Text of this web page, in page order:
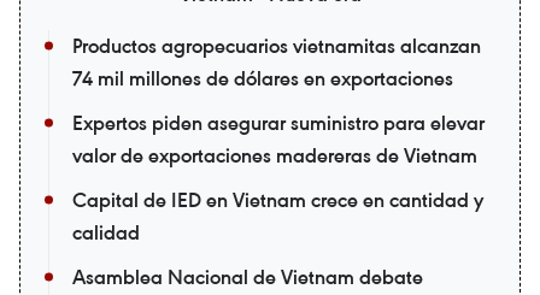
Productos agropecuarios vietnamitas alcanzan
74 mil millones de dólares en exportaciones
Expertos piden asegurar suministro para elevar
valor de exportaciones madereras de Vietnam
Capital de IED en Vietnam crece en cantidad y
calidad
Asamblea Nacional de Vietnam debate